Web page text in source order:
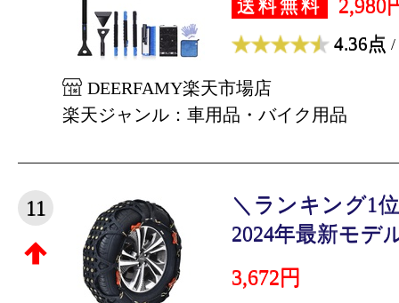
送料無料 2,980
4.36点 /
DEERFAMY楽天市場店
楽天ジャンル：車用品・バイク用品
11
＼ランキング1
2024年最新モデ
3,672円